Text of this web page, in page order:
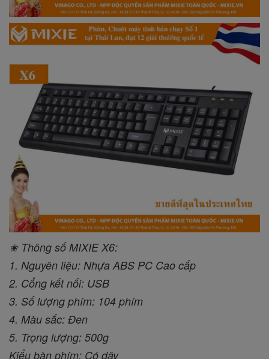
✬ Thông số MIXIE X6:
1. Nguyên liệu: Nhựa ABS PC Cao cấp
2. Cổng kết nối: USB
3. Số lượng phím: 104 phím
4. Màu sắc: Đen
5. Trọng lượng: 500g
Kiểu bàn phím: Có dây